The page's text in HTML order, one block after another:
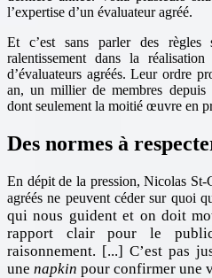
l’expertise d’un évaluateur agréé.
Et c’est sans parler des
ralentissement dans la
d’évaluateurs agréés. Leur ordre
an, un millier de membres depuis
dont seulement la moitié œuvre en
Des normes à
En dépit de la pression, Nicolas
agréés ne peuvent céder sur quoi
qui nous guident et on doit
rapport clair pour le
raisonnement. [...] C’est pas
une napkin pour confirmer une